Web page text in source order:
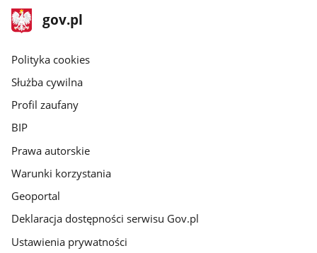
stopka
gov.pl
Strona
gov.pl
gov.pl
Polityka cookies
Służba cywilna
Profil zaufany
BIP
Prawa autorskie
Warunki korzystania
Geoportal
Deklaracja dostępności serwisu Gov.pl
Ustawienia prywatności